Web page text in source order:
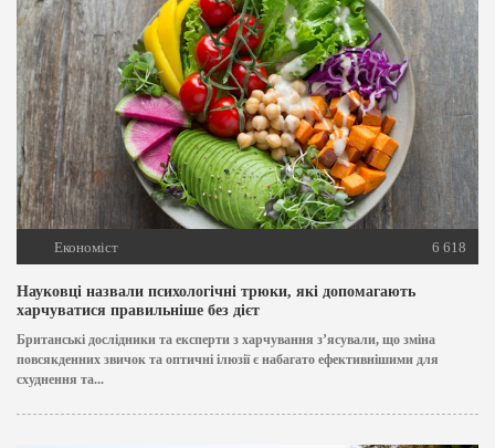
Економіст 6 618
Науковці назвали психологічні трюки, які допомагають
харчуватися правильніше без дієт
Британські дослідники та експерти з харчування з’ясували, що зміна
повсякденних звичок та оптичні ілюзії є набагато ефективнішими для
схуднення та...